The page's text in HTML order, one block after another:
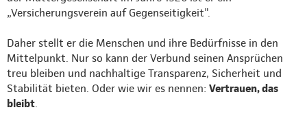
„Versicherungsverein auf Gegenseitigkeit".
Daher stellt er die Menschen und ihre Bedürfnisse in den
Mittelpunkt. Nur so kann der Verbund seinen Ansprüchen
treu bleiben und nachhaltige Transparenz, Sicherheit und
Stabilität bieten. Oder wie wir es nennen: Vertrauen, das
bleibt.